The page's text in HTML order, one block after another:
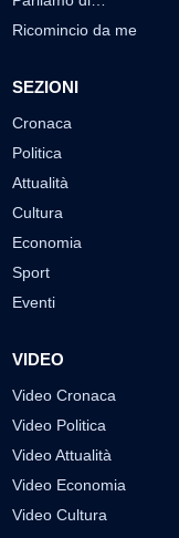
Ricomincio da me
SEZIONI
Cronaca
Politica
Attualità
Cultura
Economia
Sport
Eventi
VIDEO
Video Cronaca
Video Politica
Video Attualità
Video Economia
Video Cultura